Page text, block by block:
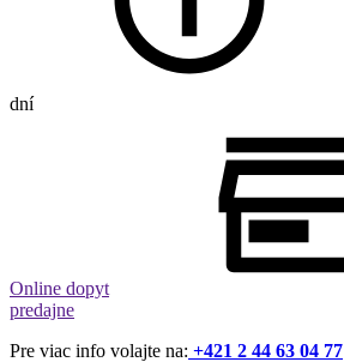
dní
Online dopyt
predajne
Pre viac info volajte na: +421 2 44 63 04 77